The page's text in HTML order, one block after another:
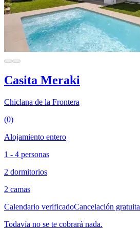
Casita Meraki
Chiclana de la Frontera
(0)
Alojamiento entero
1 - 4 personas
2 dormitorios
2 camas
Calendario verificadoCancelación gratuita
Todavía no se te cobrará nada.